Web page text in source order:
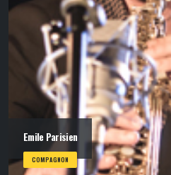
Emile Parisien
COMPAGNON